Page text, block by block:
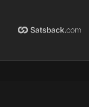
fins meramente
nem de
apenas opiniões.